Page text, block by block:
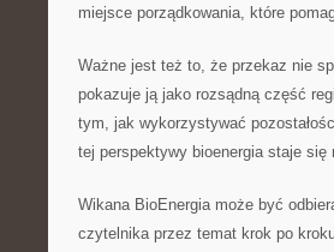
miejsce porządkowania, które
Ważne jest też to, że przekaz nie
pokazuje ją jako rozsądną część
tym, jak wykorzystywać
tej perspektywy bioenergia staje
Wikana BioEnergia może być
czytelnika przez temat krok po